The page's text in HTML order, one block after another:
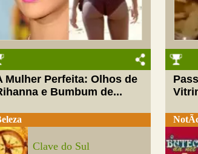
Mulher Perfeita: Olhos de
e Bumbum de...
Clave do Sul